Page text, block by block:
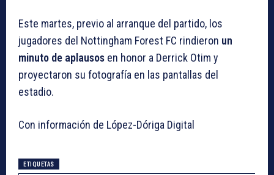
Este martes, previo al arranque del partido, los
jugadores del Nottingham Forest FC rindieron un
minuto de aplausos en honor a Derrick Otim y
proyectaron su fotografía en las pantallas del
estadio.
Con información de López-Dóriga Digital
ETIQUETAS